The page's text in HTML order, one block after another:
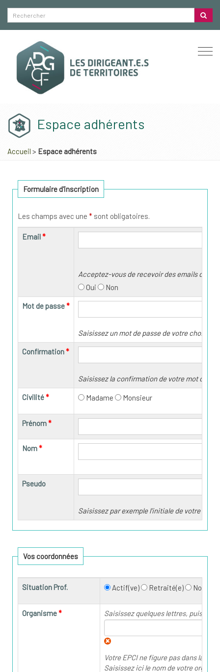
Espace adhérents
Accueil > Espace adhérents
Formulaire d'inscription
Les champs avec une * sont obligatoires.
Email
Acceptez-vous de recevoir des emails
Oui
Non
Mot de passe
Saisissez un mot de passe de votre choix.
Confirmation
Saisissez la confirmation de votre mot de
Civilité Madame Monsieur
Prénom
Nom
Pseudo
Saisissez par exemple l'initiale de votre
Vos coordonnées
Situation Prof. Actif(ve) Retraité(e) Non
Organisme Saisissez quelques lettres, puis
Votre EPCI ne figure pas dans la
Saisissez ici le nom de votre